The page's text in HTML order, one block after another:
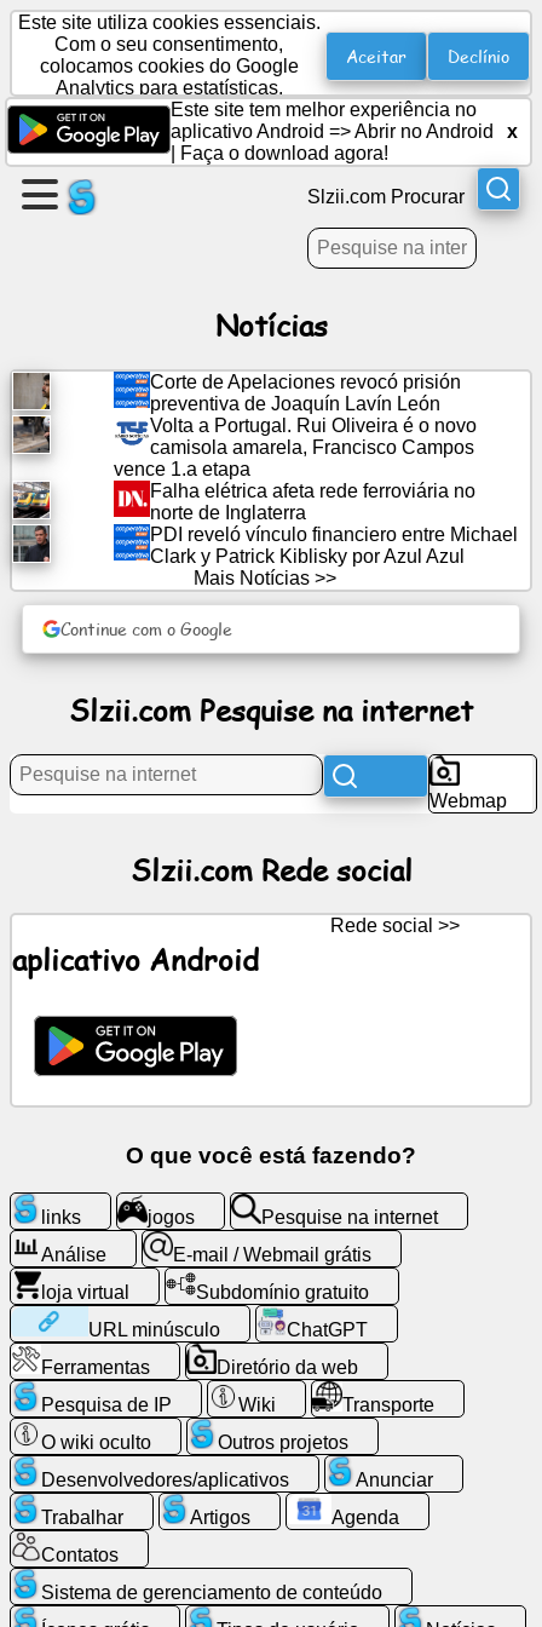
Crie
uma
página
Criar
Agenda
Entretenimento
Rede
social
Ícones
na
internet
E-
grátis
Análise
loja
virtual
Desenvolvedores/aplicativos
Ferramentas
Trabalhar
Diretório
Este site utiliza cookies essenciais.
Com o seu consentimento,
colocamos cookies do Google
Analytics para estatísticas.
Aceitar Declínio
Este site tem melhor experiência no
aplicativo Android =>Abrir no Android
Faça o download agora!
x
Slzii.com Procurar
Notícias
Corte de Apelaciones revocó prisión
preventiva de Joaquín Lavín León
Volta a Portugal. Rui Oliveira é o novo
camisola amarela, Francisco Campos
vence 1.a etapa
Falha elétrica afeta rede ferroviária no
norte de Inglaterra
PDI reveló vínculo financiero entre Michael
Clark y Patrick Kiblisky por Azul Azul
Mais Notícias >>
Continue com o Google
Slzii.com Pesquise na internet
Webmap
Slzii.com Rede social
aplicativo Android
Rede social >>
O que você está fazendo?
links jogos
Pesquise na internet
Análise
E-mail / Webmail grátis
loja virtual
Subdomínio gratuito
URL minúsculo
ChatGPT
Ferramentas
Diretório da web
Pesquisa de IP
Wiki
Transporte
O wiki oculto
Outros projetos
Desenvolvedores/aplicativos
Anunciar
Trabalhar
Artigos
Agenda
Contatos
Sistema de gerenciamento de conteúdo